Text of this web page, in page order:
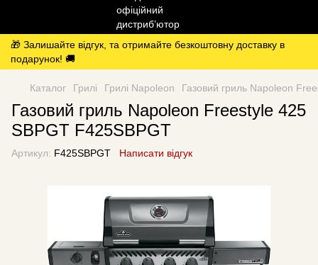
🎁 Залишайте відгук, та отримайте безкоштовну доставку в
подарунок! 🚚
Каталог Грилі Грилі Napoleon Газовий гриль Napoleon
Газовий гриль Napoleon Freestyle 425
SBPGT F425SBPGT
Артикул: F425SBPGT Написати відгук